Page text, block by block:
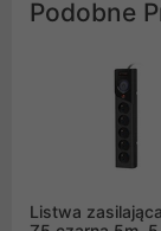
Podobne
Listwa